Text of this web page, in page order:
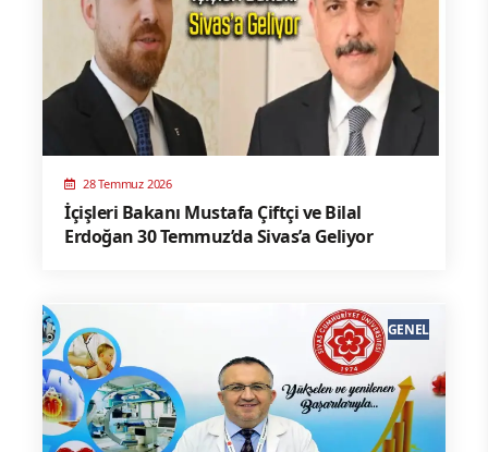
28 Temmuz 2026
İçişleri Bakanı Mustafa Çiftçi ve Bilal
Erdoğan 30 Temmuz’da Sivas’a Geliyor
GENEL